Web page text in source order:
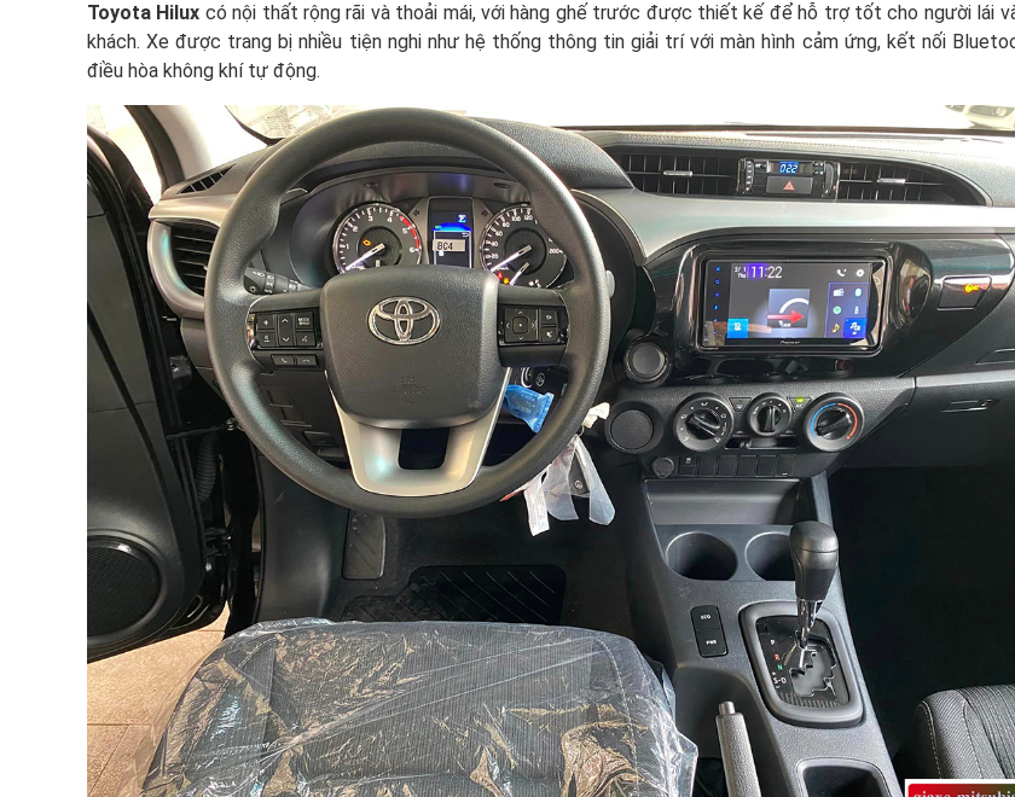
Toyota Hilux có nội thất rộng rãi và thoải mái, với hàng ghế trước được thiết kế để hỗ trợ tốt cho người lái
khách. Xe được trang bị nhiều tiện nghi như hệ thống thông tin giải trí với màn hình cảm ứng, kết nối
điều hòa không khí tự động.